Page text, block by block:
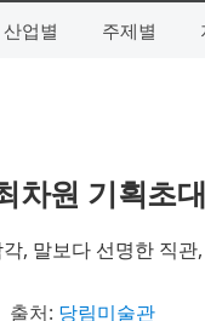
산업별 주제별
차원 기획초
, 말보다 선명한 직
출처: 당림미술관